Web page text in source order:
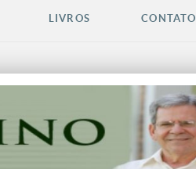
LIVROS CONTATO